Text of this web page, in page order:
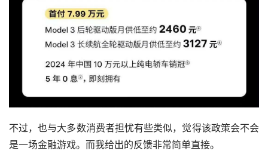
不过，也与大多数消费者担忧有些类似，觉得该政策会不会
是一场金融游戏。而我给出的反馈非常简单直接。